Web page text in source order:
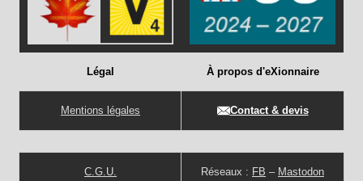
Légal
Mentions légales
C.G.U.
À propos d'eXionnaire
Contact & devis
Réseaux : FB – Mastodon